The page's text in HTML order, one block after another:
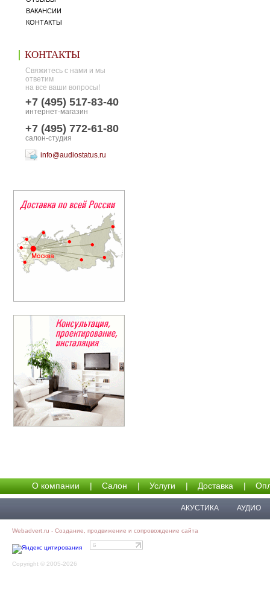
ВАКАНСИИ
КОНТАКТЫ
КОНТАКТЫ
Свяжитесь с нами и мы
ответим
на все ваши вопросы!
+7 (495) 517-83-40
интернет-магазин
+7 (495) 772-61-80
салон-студия
info@audiostatus.ru
О компании | Салон | Услуги | Доставка |
АКУСТИКА АУДИО
Webadvert.ru - Создание, продвижение и сопровождение сайта
Copyright © 2005-2026